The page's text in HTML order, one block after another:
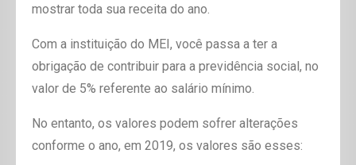
mostrar toda sua receita do ano.
Com a instituição do MEI, você passa a ter a
obrigação de contribuir para a previdência social, no
valor de 5% referente ao salário mínimo.
No entanto, os valores podem sofrer alterações
conforme o ano, em 2019, os valores são esses: